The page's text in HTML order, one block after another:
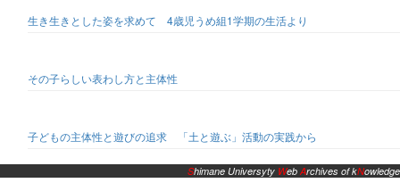
生き生きとした姿を求めて 4歳児うめ組1学期の生活より
その子らしい表わし方と主体性
子どもの主体性と遊びの追求 「土と遊ぶ」活動の実践から
Shimane Universyty WebArchives of kNowledge